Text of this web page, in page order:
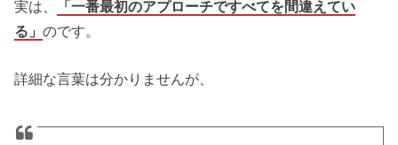
実は、
「一番最初のアプローチですべてを間違えてい
る」のです。
詳細な言葉は分かりませんが、